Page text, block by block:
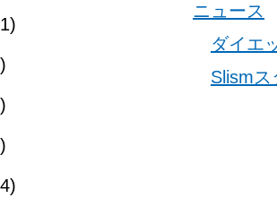
ニュース
ダイエ
Slism